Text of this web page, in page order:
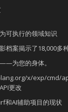
可执行的领域知识
档案揭示了18,000多
为您的身体。
x/exp/cmd/
更改
和AI辅助项目的现状